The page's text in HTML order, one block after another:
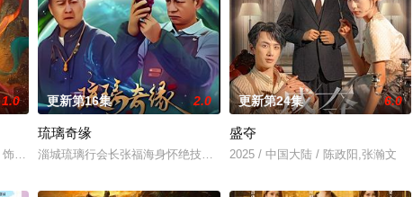
心里唯一的光。个性倔强的她从小镇考上重
1.0
）研究西域古铃铛意外穿越，邂逅逃婚的西域公主阿依慕（路一萍 饰），白牧
更新第16集 2.0
琉璃奇缘
淄城琉璃行会长张福海身怀绝技葡萄凝霜，为防技艺失传公开招徒。青
更新第24集 6.0
盛夺
2025 / 中国大陆 / 陈政阳,张瀚文